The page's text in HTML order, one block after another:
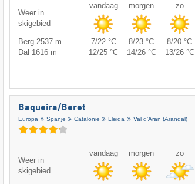
Weer in
skigebied
vandaag morgen zo
Berg 2537 m 7/22 °C 8/23 °C 8/20 °C
Dal 1616 m
12/25 °C 14/26 °C 13/26 °C
Baqueira/​Beret
Europa Spanje Catalonië Lleida Val d’Aran (Arandal)
Weer in
skigebied
vandaag morgen zo